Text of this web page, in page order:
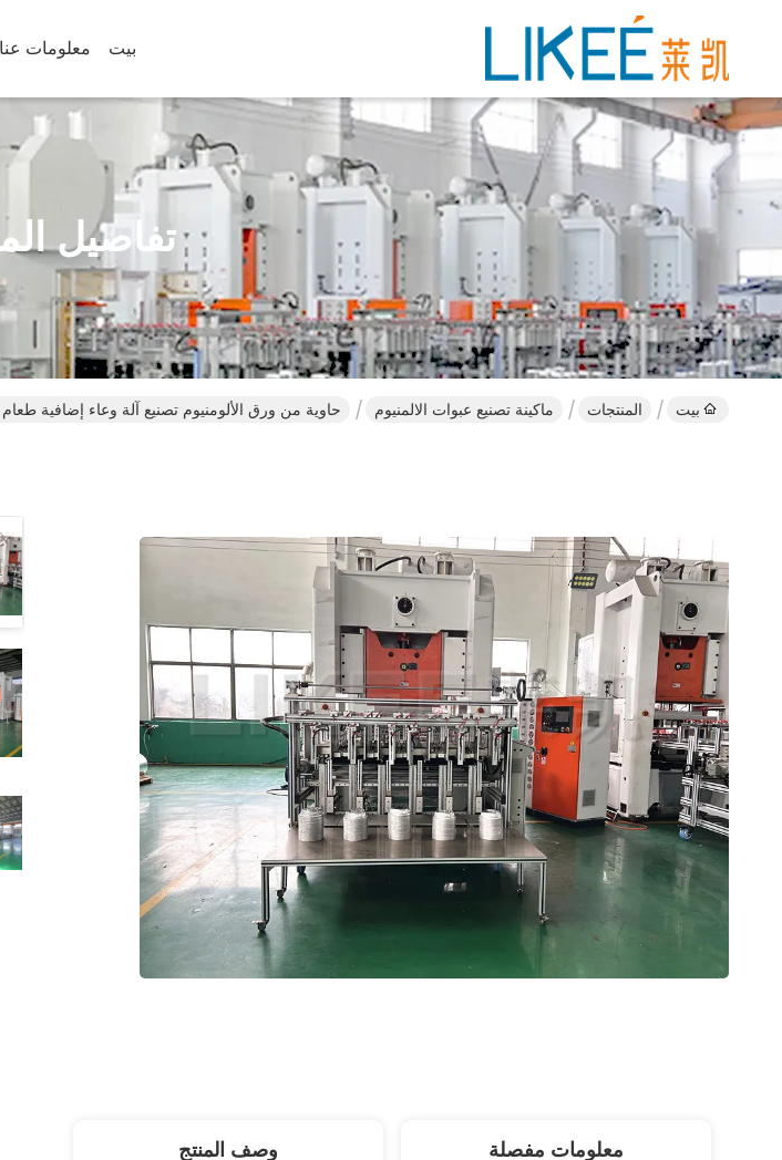
بيت معلومات عنا
تفاصيل
بيت المنتجات ماكينة تصنيع عبوات الالمنيوم حاوية من ورق الألومنيوم تصنيع آلة وعاء إضافية
معلومات مفصلة وصف المنتج